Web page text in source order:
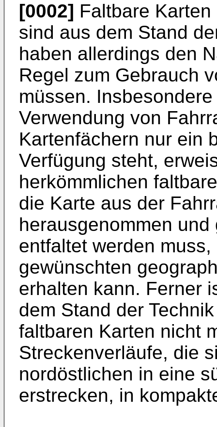
[0002] Faltbare
sind aus dem Stand
haben allerdings den
Regel zum Gebrauch
müssen.
Verwendung von
Kartenfächern nur ein
Verfügung steht,
herkömmlichen
die Karte aus der
herausgenommen
entfaltet werden
gewünschten
erhalten kann. Ferner
dem Stand der
faltbaren Karten nicht
Streckenverläufe, die
nordöstlichen in eine
erstrecken, in